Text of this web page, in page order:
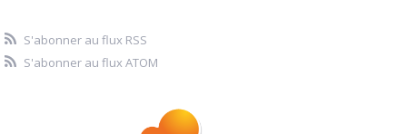
S'abonner au flux RSS
S'abonner au flux ATOM